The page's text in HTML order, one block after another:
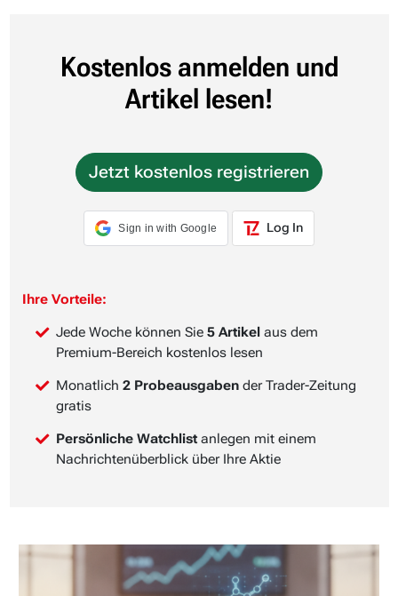
Kostenlos anmelden und
Artikel lesen!
Jetzt kostenlos registrieren
Sign in with Google Log In
Ihre Vorteile:
Jede Woche können Sie 5 Artikel aus dem
Premium-Bereich kostenlos lesen
Monatlich 2 Probeausgaben der Trader-Zeitung
gratis
Persönliche Watchlist anlegen mit einem
Nachrichtenüberblick über Ihre Aktie